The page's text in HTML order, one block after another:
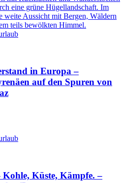
in Europa –
auf den Spuren von
Kohle, Küste, Kämpfe. –